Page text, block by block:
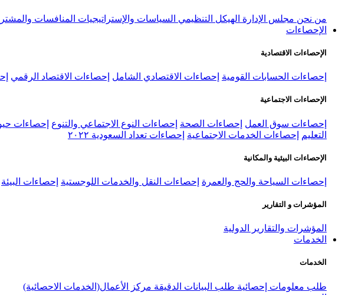
من نحن مجلس الإدارة الهيكل التنظيمي السياسات والإستراتيجيات المنافسات
الإحصاءات
الإحصاءات الاقتصادية
إحصاءات الحسابات القومية إحصاءات الاقتصادي الشامل إحصاءات الاقتصاد الرقمي
الإحصاءات الاجتماعية
إحصاءات سوق العمل إحصاءات الصحة إحصاءات النوع الاجتماعي والتنوع إحصاءات
التعليم
إحصاءات الخدمات الاجتماعية إحصاءات تعداد السعودية ٢٠٢٢
الإحصاءات البيئية والمكانية
إحصاءات السياحة والحج والعمرة إحصاءات النقل والخدمات اللوجستية إحصاءات البيئة
المؤشرات و التقارير
المؤشرات والتقارير الدولية
الخدمات
الخدمات
طلب معلومات إحصائية طلب البيانات الدقيقة مركز الأعمال(الخدمات الاحصائية)